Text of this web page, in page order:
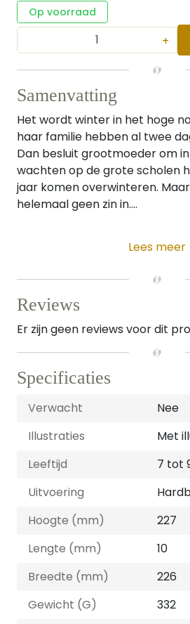
Op voorraad
+
Samenvatting
Het wordt winter in het hoge
haar familie hebben al twee
Dan besluit grootmoeder om
wachten op de grote scholen
jaar komen overwinteren.
helemaal geen zin in....
Lees meer
Reviews
Er zijn geen reviews voor dit
Specificaties
Verwacht
Nee
Illustraties
Met
Leeftijd
7 tot
Uitvoering
Hoogte (mm)
227
Lengte (mm)
10
Breedte (mm)
226
Gewicht (G)
332